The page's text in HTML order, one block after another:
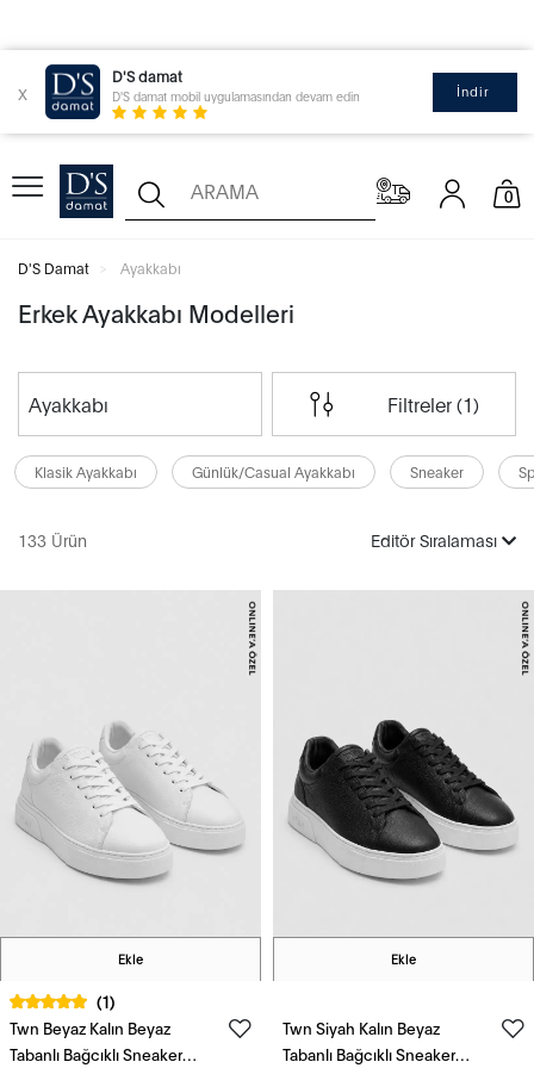
x
D'S damat
D'S damat mobil uygulamasından devam edin İndir
0
D'S Damat Ayakkabı
Erkek Ayakkabı Modelleri
Ayakkabı Filtreler (1)
Klasik Ayakkabı Günlük/Casual Ayakkabı Sneaker
133 Ürün Editör Sıralaması
Ekle
(1)
Twn Beyaz Kalın Beyaz
Tabanlı Bağcıklı Sneaker
Ekle
Twn Siyah Kalın Beyaz
Tabanlı Bağcıklı Sneaker